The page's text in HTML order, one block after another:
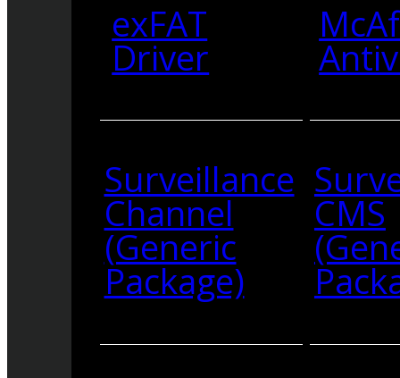
exFAT
Driver
Surveillance
Channel
(Generic
Package)
CMS